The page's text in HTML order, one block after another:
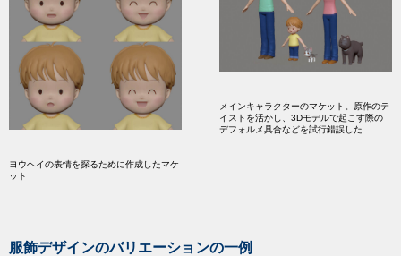
ヨウヘイの表情を探るために作成したマケ
ット
メインキャラクターのマケット。原作のテ
イストを活かし、3Dモデルで起こす際の
デフォルメ具合などを試行錯誤した
服飾デザインのバリエーションの一例